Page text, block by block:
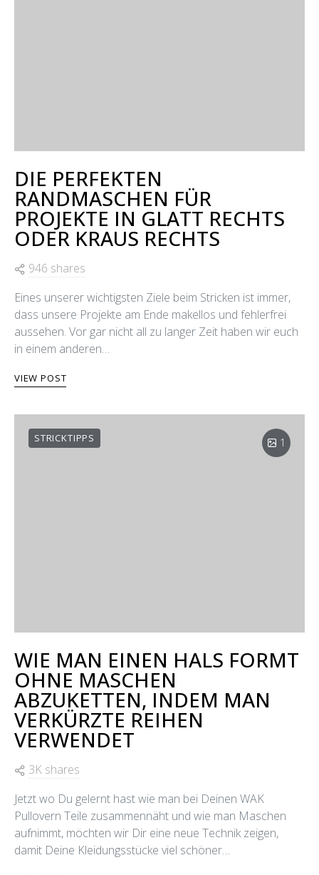
DIE PERFEKTEN
RANDMASCHEN FÜR
PROJEKTE IN GLATT RECHTS
ODER KRAUS RECHTS
946 shares
Eines unserer wichtigsten Ziele beim Stricken ist immer,
dass unsere Projekte am Ende makellos und fehlerfrei
aussehen. Vor gar nicht all zu langer Zeit haben wir euch
in einem anderen…
VIEW POST
STRICKTIPPS 1
WIE MAN EINEN HALS FORMT
OHNE MASCHEN
ABZUKETTEN, INDEM MAN
VERKÜRZTE REIHEN
VERWENDET
3K shares
Jetzt wo Du gelernt hast wie man bei Deinen WAK
Pullovern Teile zusammennäht und wie man Maschen
aufnimmt, möchten wir Dir eine neue Technik zeigen,
damit Deine Kleidungsstücke viel schöner…